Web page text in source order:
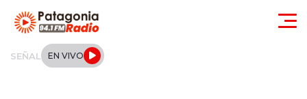
SEÑAL EN VIVO